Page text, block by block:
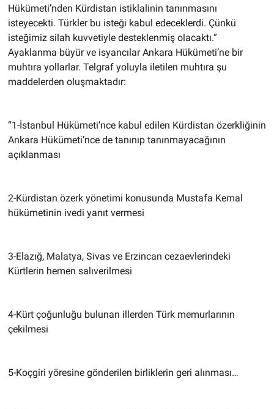
Hükümeti’nden Kürdistan istiklalinin tanınmasını
isteyecekti. Türkler bu isteği kabul edeceklerdi. Çünkü
isteğimiz silah kuvvetiyle desteklenmiş olacaktı.”
Ayaklanma büyür ve isyancılar Ankara Hükümeti’ne bir
muhtıra yollarlar. Telgraf yoluyla iletilen muhtıra şu
maddelerden oluşmaktadır:
“1-İstanbul Hükümeti’nce kabul edilen Kürdistan özerkliğinin
Ankara Hükümeti’nce de tanınıp tanınmayacağının
açıklanması
2-Kürdistan özerk yönetimi konusunda Mustafa Kemal
hükümetinin ivedi yanıt vermesi
3-Elazığ, Malatya, Sivas ve Erzincan cezaevlerindeki
Kürtlerin hemen salıverilmesi
4-Kürt çoğunluğu bulunan illerden Türk memurlarının
çekilmesi
5-Koçgiri yöresine gönderilen birliklerin geri alınması…